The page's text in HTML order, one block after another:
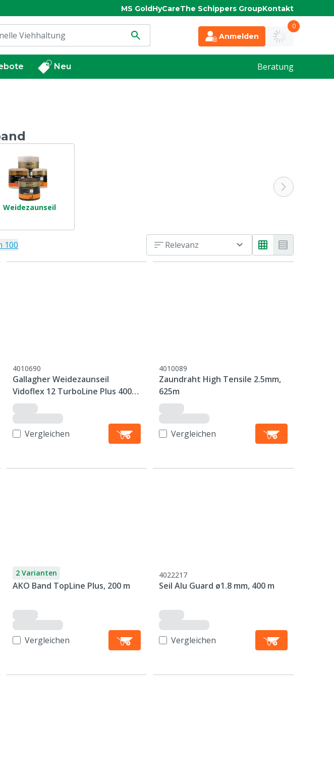
MS GoldHyCareThe Schippers GroupKontakt
Anmelden
0
Neu Beratung
Weidezaunseil
100 Relevanz
4010690
Gallagher Weidezaunseil
Vidoflex 12 TurboLine Plus 400m
weiß
Vergleichen
4010089
Zaundraht High Tensile 2.5mm,
625m
Vergleichen
2 Varianten
AKO Band TopLine Plus, 200 m
Vergleichen
4022217
Seil Alu Guard ø1.8 mm, 400 m
Vergleichen